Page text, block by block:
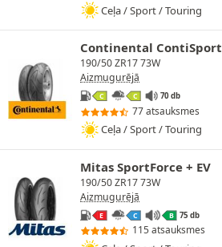
Ceļa / Sport / Touring
Continental
190/50 ZR17 73W
Aizmugurējā
C C 70 db
77 atsauksmes
Ceļa / Sport / Touring
Mitas SportForce + EV
190/50 ZR17 73W
Aizmugurējā
E C B 75 db
115 atsauksmes